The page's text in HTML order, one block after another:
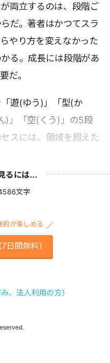
両立するのは、段階ご
だ。著者はかつてスラ
やり方を変えなかった
る。成長には段階があ
だ。
遊(ゆう)」「型(か
)」「空(くう)」の5段
スには、領域を超えた
るには...
文字
が楽しめる
日間無料）
、法人利用の方）